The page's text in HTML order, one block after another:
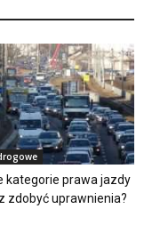
kategorie prawa jazdy
zdobyć uprawnienia?